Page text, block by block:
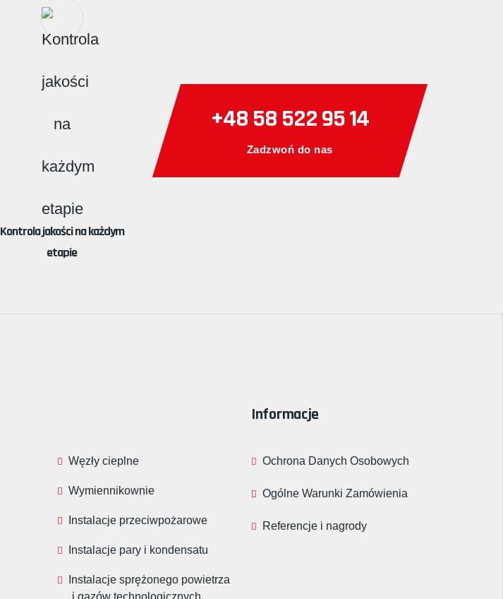
Kontrola jakości na każdym
etapie
+48 58 522 95 14
Zadzwoń do nas
Węzły cieplne
Wymiennikownie
Instalacje przeciwpożarowe
Instalacje pary i kondensatu
Instalacje sprężonego powietrza
i gazów technologicznych
Informacje
Ochrona Danych Osobowych
Ogólne Warunki Zamówienia
Referencje i nagrody